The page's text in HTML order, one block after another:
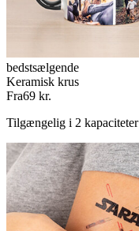
bedstsælgende
Keramisk krus
Fra69 kr.
Tilgængelig i 2 kapaciteter